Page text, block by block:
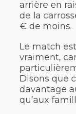
arrière en
de la
€ de moins.
Le match
vraiment,
Disons que
davantage
qu’aux